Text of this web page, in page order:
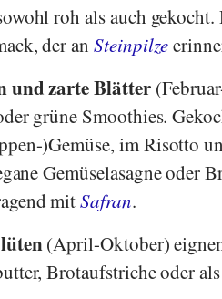
roh als auch
der anSteinpilze
und zarte Blätter
grüne Smoothies.
)Gemüse, im Risotto
Gemüselasagne oder
mitSafran.
(April-Oktober) eignen
Brotaufstriche oder